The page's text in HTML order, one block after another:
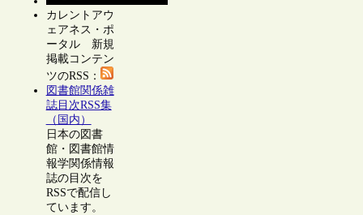
カレントアウ
ェアネス・ポ
ータル 新規
掲載コンテン
ツのRSS：
図書館関係雑
誌目次RSS集
（国内）
日本の図書
館・図書館情
報学関係情報
誌の目次を
RSSで配信し
ています。